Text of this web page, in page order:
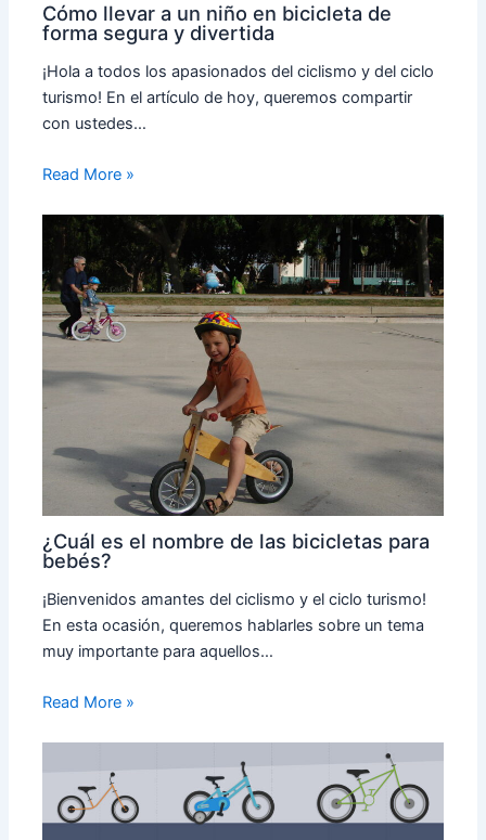
Cómo llevar a un niño en bicicleta de
forma segura y divertida
¡Hola a todos los apasionados del ciclismo y del ciclo
turismo! En el artículo de hoy, queremos compartir
con ustedes…
Read More »
¿Cuál es el nombre de las bicicletas para
bebés?
¡Bienvenidos amantes del ciclismo y el ciclo turismo!
En esta ocasión, queremos hablarles sobre un tema
muy importante para aquellos…
Read More »